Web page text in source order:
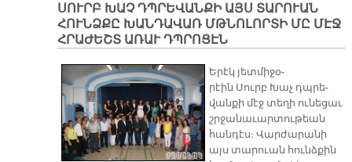
ՍՈՒՐԲ ԽԱՉ ԴՊՐԵՎԱՆՔԻ ԱՅՍ ՏԱՐՈՒԱՆ
ՀՈՒՆՁՔԸ ԽԱՆԴԱՎԱՌ ՄԹՆՈԼՈՐՏԻ ՄԸ ՄԷՋ
ՀՐԱԺԵՇՏ ԱՌԱՒ ԴՊՐՈՑԷՆ
Ե­րէկ յետ­մի­ջօ­
րէին Սուրբ Խաչ դպրե­
վան­քի մէջ տե­ղի ու­նե­ցաւ
շրջա­նա­ւար­տու­թեան
հան­դէս։ Վար­ժա­րա­նի
այս տա­րուան հունձ­քին